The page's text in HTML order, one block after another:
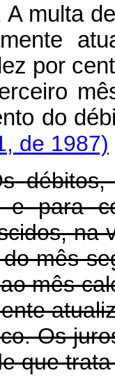
A multa
por
do
de 1987)
e para
na
mês
mês
Os
que